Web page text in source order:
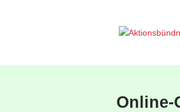
Online-